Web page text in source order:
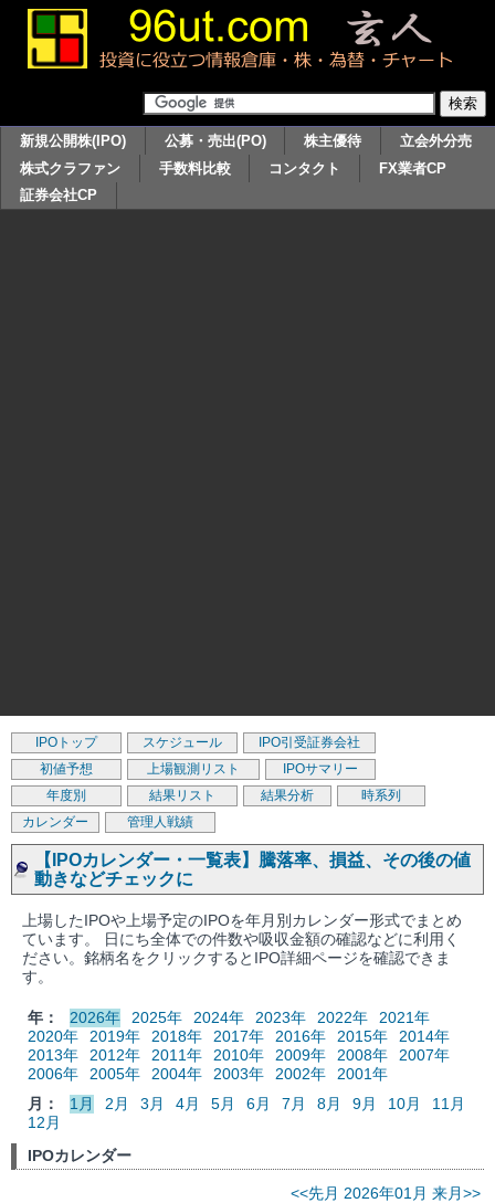
新規公開株(IPO) 公募・売出(PO) 株主優待
立会外分売
株式クラファン
手数料比較 コンタクト
FX業者CP
証券会社CP
IPOトップ スケジュール
IPO引受証券会社
初値予想
上場観測リスト
IPOサマリー
年度別
結果リスト 結果分析
時系列
カレンダー
管理人戦績
【IPOカレンダー・一覧表】騰落率、損益、その後の値
動きなどチェックに
上場したIPOや上場予定のIPOを年月別カレンダー形式でまとめ
ています。 日にち全体での件数や吸収金額の確認などに利用く
ださい。銘柄名をクリックするとIPO詳細ページを確認できま
す。
年： 2026年 2025年 2024年 2023年 2022年
2021年
2020年
2019年 2018年 2017年 2016年 2015年
2014年
2013年
2012年 2011年 2010年 2009年 2008年
2007年
2006年
2005年 2004年 2003年 2002年
2001年
月：
1月 2月 3月 4月 5月 6月 7月 8月 9月 10月
11月
12月
IPOカレンダー
<<先月 2026年01月 来月>>